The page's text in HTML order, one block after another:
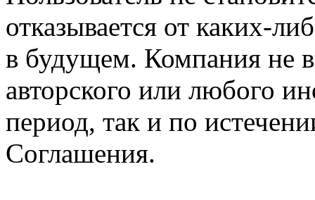
отказывается от каких-
в будущем. Компания не
авторского или любого
период, так и по
Соглашения.